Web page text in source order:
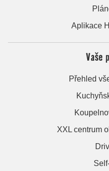
Aplikace
Vaše
Přehled
XXL centrum